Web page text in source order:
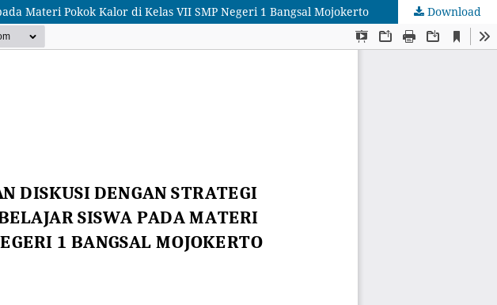
Materi Pokok Kalor di Kelas VII SMP Negeri 1 Bangsal Mojokerto Download